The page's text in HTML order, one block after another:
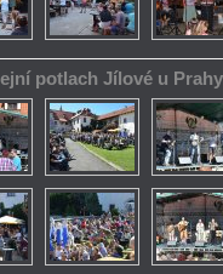
potlach Jílové u Prahy